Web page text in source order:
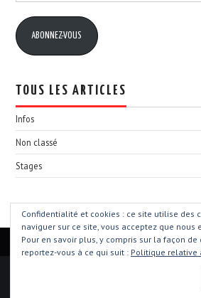
ABONNEZ-VOUS
TOUS LES ARTICLES
Infos
Non classé
Stages
© 2026 Aïkido Club La Verrie. All
Confidentialité et cookies : ce site utilise des
naviguer sur ce site, vous acceptez que nous
Pour en savoir plus, y compris sur la façon
reportez-vous à ce qui suit : Politique relative